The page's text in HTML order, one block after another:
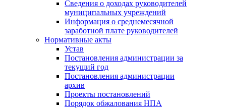
Сведения о доходах руководителей
муниципальных учреждений
Информация о среднемесячной
заработной плате руководителей
Нормативные акты
Устав
Постановления администрации за
текущий год
Постановления администрации
архив
Проекты постановлений
Порядок обжалования НПА